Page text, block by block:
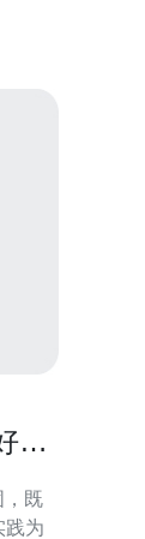
防
，既
践为